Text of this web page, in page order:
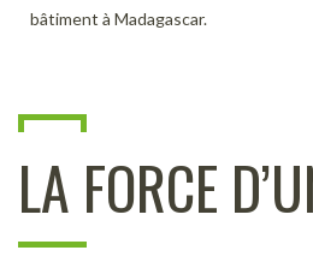
bâtiment à Madagascar.
LA FORCE